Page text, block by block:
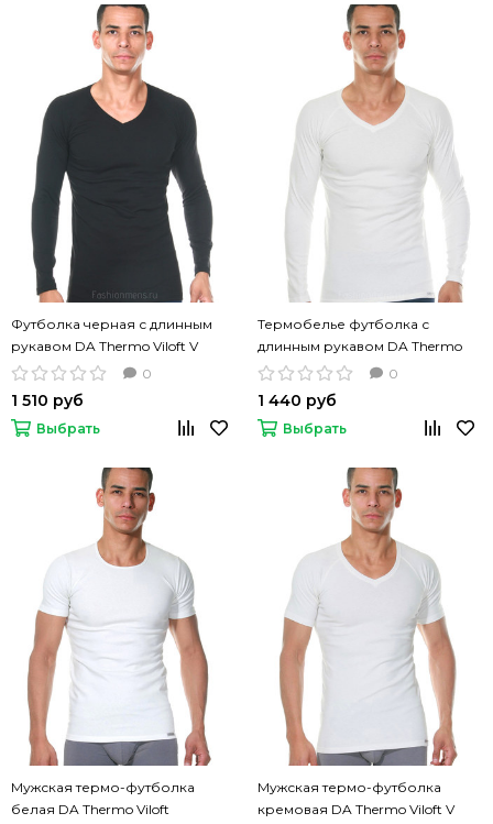
Футболка черная с длинным
рукавом DA Thermo Viloft V
0
1 510 руб
Выбрать
Термобелье футболка с
длинным рукавом DA Thermo
Viloft V кремовый цвет
0
1 440 руб
Выбрать
Мужская термо-футболка
белая DA Thermo Viloft
Мужская термо-футболка
кремовая DA Thermo Viloft V